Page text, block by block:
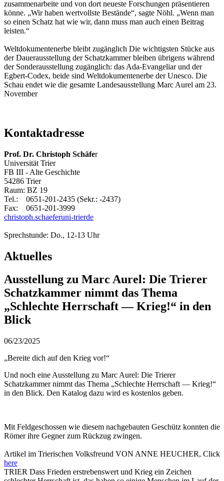
zusammenarbeite und von dort neueste Forschungen präsentieren
könne. „Wir haben wertvollste Bestände“, sagte Nöhl. „Wenn man
so einen Schatz hat wie wir, dann muss man auch einen Beitrag
leisten.“
Weltdokumentenerbe bleibt zugänglich Die wichtigsten Stücke aus
der Dauerausstellung der Schatzkammer bleiben übrigens während
der Sonderausstellung zugänglich: das Ada-Evangeliar und der
Egbert-Codex, beide sind Weltdokumentenerbe der Unesco. Die
Schau endet wie die gesamte Landesausstellung Marc Aurel am 23.
November
Kontaktadresse
Prof. Dr. Christoph Schäfer
Universität Trier
FB III - Alte Geschichte
54286 Trier
Raum: BZ 19
Tel.: 0651-201-2435 (Sekr.: -2437)
Fax: 0651-201-3999
christoph.schaeferuni-trierde
Sprechstunde: Do., 12-13 Uhr
Aktuelles
Ausstellung zu Marc Aurel: Die Trierer
Schatzkammer nimmt das Thema
„Schlechte Herrschaft — Krieg!“ in den
Blick
06/23/2025
„Bereite dich auf den Krieg vor!“
Und noch eine Ausstellung zu Marc Aurel: Die Trierer
Schatzkammer nimmt das Thema „Schlechte Herrschaft — Krieg!“
in den Blick. Den Katalog dazu wird es kostenlos geben.
Mit Feldgeschossen wie diesem nachgebauten Geschütz konnten die
Römer ihre Gegner zum Rückzug zwingen.
Artikel im Trierischen Volksfreund VON ANNE HEUCHER, Click
here
TRIER Dass Frieden erstrebenswert und Krieg ein Zeichen